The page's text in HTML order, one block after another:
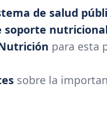
de salud
soporte nutricional
para esta
sobre la